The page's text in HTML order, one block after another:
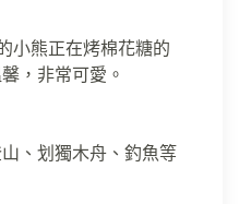
小熊正在烤棉花糖的
，非常可愛。
、划獨木舟、釣魚等